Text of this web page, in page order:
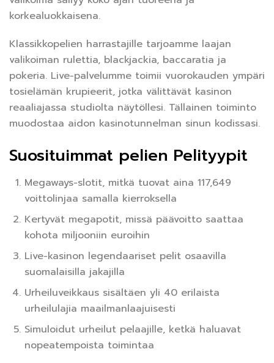
korkealuokkaisena.
Klassikkopelien harrastajille tarjoamme laajan
valikoiman rulettia, blackjackia, baccaratia ja
pokeria. Live-palvelumme toimii vuorokauden ympäri
tosielämän krupieerit, jotka välittävät kasinon
reaaliajassa studiolta näytöllesi. Tällainen toiminto
muodostaa aidon kasinotunnelman sinun kodissasi.
Suosituimmat pelien Pelityypit
Megaways-slotit, mitkä tuovat aina 117,649
voittolinjaa samalla kierroksella
Kertyvät megapotit, missä päävoitto saattaa
kohota miljooniin euroihin
Live-kasinon legendaariset pelit osaavilla
suomalaisilla jakajilla
Urheiluveikkaus sisältäen yli 40 erilaista
urheilulajia maailmanlaajuisesti
Simuloidut urheilut pelaajille, ketkä haluavat
nopeatempoista toimintaa